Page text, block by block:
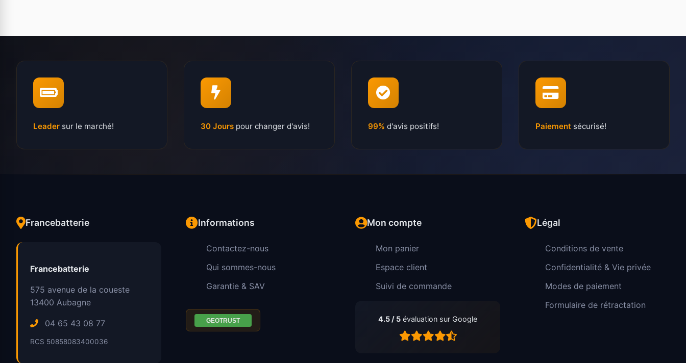
Leader sur le marché! 30 Jours pour changer d'avis! 99% d'avis positifs! Paiement sécurisé!
Francebatterie
Francebatterie
575 avenue de la coueste
13400 Aubagne
04 65 43 08 77
RCS 50858083400036
Informations
Contactez-nous
Qui sommes-nous
Garantie & SAV
Mon compte
Mon panier
Espace client
Suivi de commande
4.5 / 5 évaluation sur Google
Légal
Conditions de vente
Confidentialité & Vie privée
Modes de paiement
Formulaire de rétractation